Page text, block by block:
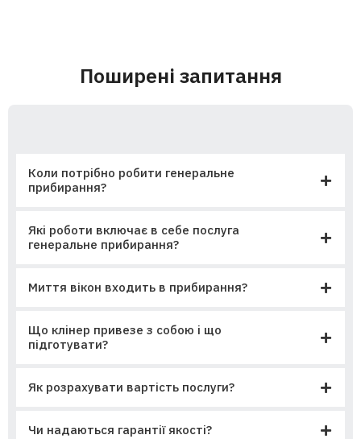
Поширені запитання
Коли потрібно робити генеральне
прибирання?
Які роботи включає в себе послуга
генеральне прибирання?
Миття вікон входить в прибирання?
Що клінер привезе з собою і що
підготувати?
Як розрахувати вартість послуги?
Чи надаються гарантії якості?